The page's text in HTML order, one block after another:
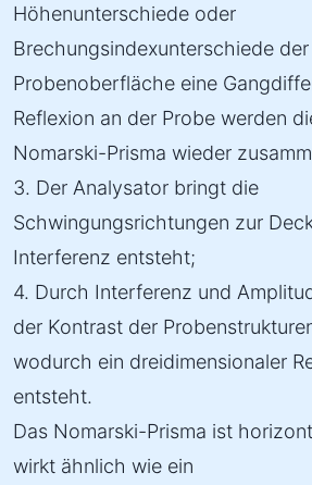
Höhenunterschiede oder
Brechungsindexunterschiede der
Probenoberfläche eine
Reflexion an der Probe werden
Nomarski-Prisma wieder
3. Der Analysator bringt die
Schwingungsrichtungen zur
Interferenz entsteht;
4. Durch Interferenz und
der Kontrast der
wodurch ein dreidimensionaler
entsteht.
Das Nomarski-Prisma ist
wirkt ähnlich wie ein